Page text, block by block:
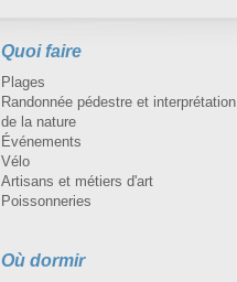
Quoi faire
Plages
Randonnée pédestre et interprétation
de la nature
Événements
Vélo
Artisans et métiers d'art
Poissonneries
Où dormir